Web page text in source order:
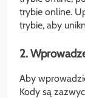
trybie online.
trybie, aby
2.
Aby
Kody są